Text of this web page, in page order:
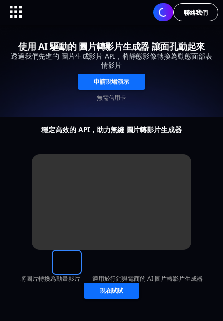
聯絡我們
使用 AI 驅動的 圖片轉影片生成器 讓面孔動起來
透過我們先進的 圖片生成影片 API，將靜態影像轉換為動態面部表
情影片
申請現場演示
無需信用卡
穩定高效的 API，助力無縫 圖片轉影片生成器
將圖片轉換為動畫影片——適用於行銷與電商的 AI 圖片轉影片生成器
現在試試